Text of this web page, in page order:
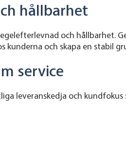
hållbarhet
och hållbarhet.
och skapa en stabil
service
leveranskedja och